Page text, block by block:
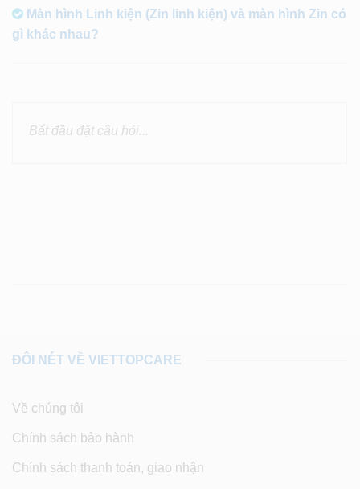
Màn hình Linh kiện (Zin linh kiện) và màn hình Zin có
gì khác nhau?
ĐÔI NÉT VỀ VIETTOPCARE
Về chúng tôi
Chính sách bảo hành
Chính sách thanh toán, giao nhận